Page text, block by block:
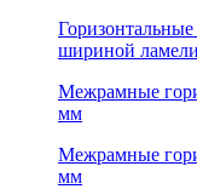
шириной
Межрамные
мм
Межрамные
мм